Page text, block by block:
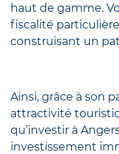
haut de gamme.
fiscalité
construisant un
Ainsi, grâce à son
attractivité
qu’investir à
investissement